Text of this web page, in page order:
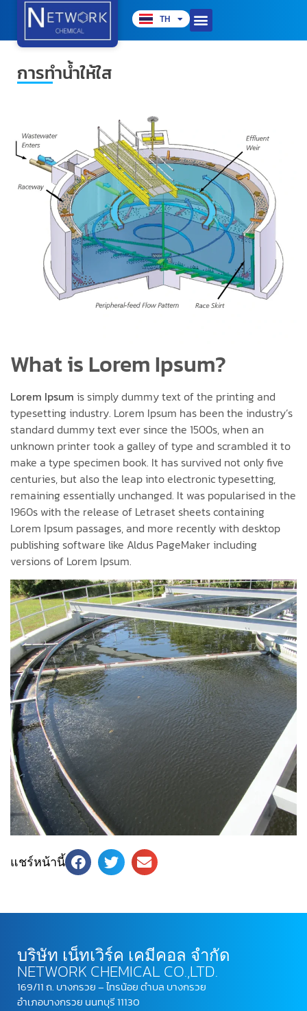
TH
EN
การทำน้ำให้ใส
What is Lorem Ipsum?
Lorem Ipsum is simply dummy text of the printing and
typesetting industry. Lorem Ipsum has been the industry’s
standard dummy text ever since the 1500s, when an
unknown printer took a galley of type and scrambled it to
make a type specimen book. It has survived not only five
centuries, but also the leap into electronic typesetting,
remaining essentially unchanged. It was popularised in the
1960s with the release of Letraset sheets containing
Lorem Ipsum passages, and more recently with desktop
publishing software like Aldus PageMaker including
versions of Lorem Ipsum.
แชร์หน้านี้
บริษัท เน็ทเวิร์ค เคมีคอล จำกัด
NETWORK CHEMICAL CO.,LTD.
169/11 ถ. บางกรวย – ไทรน้อย ตำบล บางกรวย
อำเภอบางกรวย นนทบุรี 11130